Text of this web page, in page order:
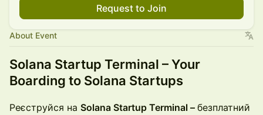
Request to Join
About Event
Solana Startup Terminal – Your
Boarding to Solana Startups
Реєструйся на Solana Startup Terminal – безплатний